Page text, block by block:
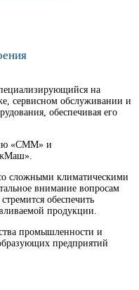
на
сервисном обслуживании и
обеспечивая его
«СММ» и
сложными климатическими
внимание вопросам
обеспечить
продукции.
промышленности и
предприятий